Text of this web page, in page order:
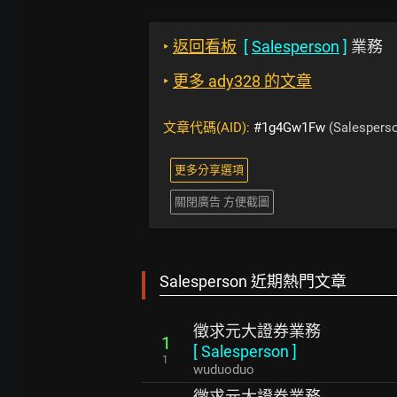
‣ 返回看板 [Salesperson ] 業務
‣ 更多 ady328 的文章
文章代碼(AID): #1g4Gw1Fw
更多分享選項
關閉廣告 方便截圖
Salesperson 近期熱門文章
1
1
徵求元大證券業務
[Salesperson ]
wuduoduo